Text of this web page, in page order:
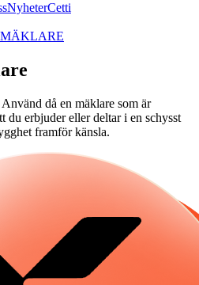
NyheterCetti
då en mäklare som är
du erbjuder eller deltar i en schysst
framför känsla.